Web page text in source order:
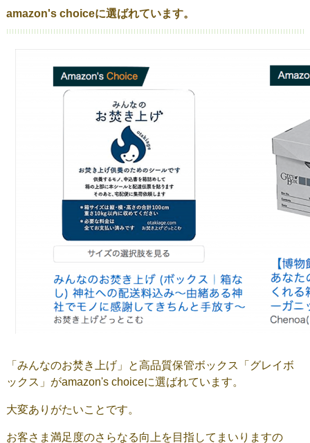
amazon's choiceに選ばれています。
「みんなのお焚き上げ」と高品質保管ボックス「グレイボ
ックス」がamazon's choiceに選ばれています。
大変ありがたいことです。
お客さま満足度のさらなる向上を目指してまいりますの